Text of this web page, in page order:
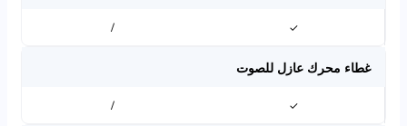
✓
/
غطاء محرك عازل للصوت
✓
/